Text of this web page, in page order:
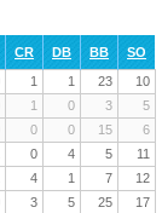
CR DB BB
SO
1 1 23
10
1 0 3
5
0 0 15
6
0 4 5
11
4 1 7
12
3 5 25
17